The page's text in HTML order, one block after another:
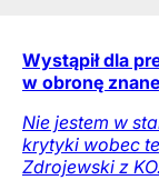
Wystąpił dla
w obronę
Nie jestem w
krytyki wobec
Zdrojewski z